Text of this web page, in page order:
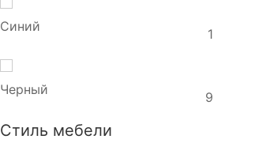
Синий 1
Черный 9
Стиль мебели